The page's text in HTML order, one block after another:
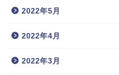
2022年5月
2022年4月
2022年3月